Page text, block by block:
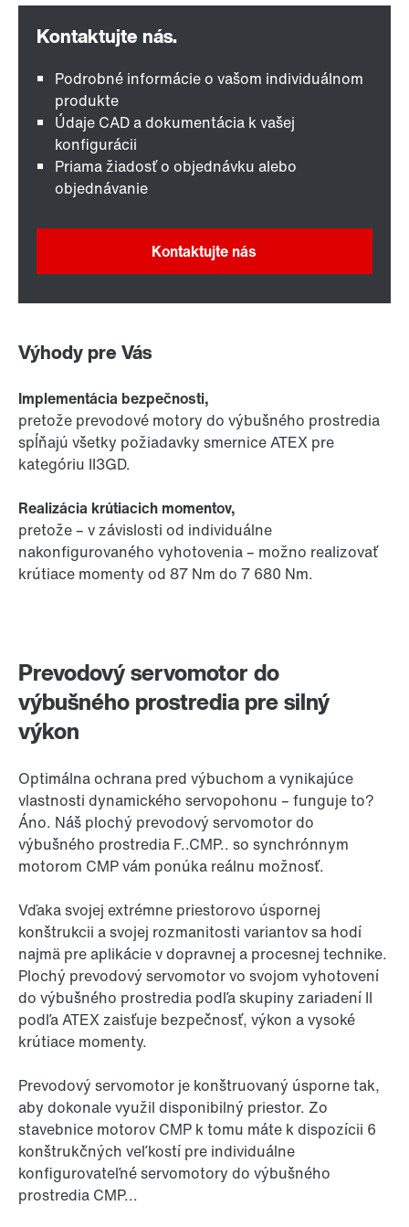
Prevodový servomotor do
výbušného prostredia pre silný
výkon
Optimálna ochrana pred výbuchom a vynikajúce
vlastnosti dynamického servopohonu – funguje to?
Áno. Náš plochý prevodový servomotor do
výbušného prostredia F..CMP.. so synchrónnym
motorom CMP vám ponúka reálnu možnosť.
Vďaka svojej extrémne priestorovo úspornej
konštrukcii a svojej rozmanitosti variantov sa hodí
najmä pre aplikácie v dopravnej a procesnej technike.
Plochý prevodový servomotor vo svojom vyhotovení
do výbušného prostredia podľa skupiny zariadení II
podľa ATEX zaisťuje bezpečnosť, výkon a vysoké
krútiace momenty.
Prevodový servomotor je konštruovaný úsporne tak,
aby dokonale využil disponibilný priestor. Zo
stavebnice motorov CMP k tomu máte k dispozícii 6
konštrukčných veľkostí pre individuálne
konfigurovateľné servomotory do výbušného
prostredia CMP...
Podrobné informácie o vašom individuálnom
produkte
Údaje CAD a dokumentácia k vašej
konfigurácii
Priama žiadosť o objednávku alebo
objednávanie
Kontaktujte nás
Výhody pre Vás
Implementácia bezpečnosti,
pretože prevodové motory do výbušného prostredia
spĺňajú všetky požiadavky smernice ATEX pre
kategóriu II3GD.
Realizácia krútiacich momentov,
pretože – v závislosti od individuálne
nakonfigurovaného vyhotovenia – možno realizovať
krútiace momenty od 87 Nm do 7 680 Nm.